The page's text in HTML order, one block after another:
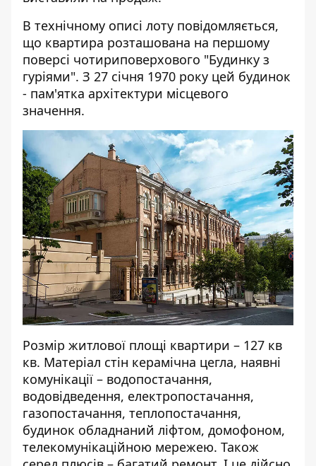
В технічному описі лоту повідомляється,
що квартира розташована на першому
поверсі чотириповерхового "Будинку з
гуріями". З 27 січня 1970 року цей будинок
- пам'ятка архітектури місцевого
значення.
Розмір житлової площі квартири – 127 кв
кв. Матеріал стін керамічна цегла, наявні
комунікації – водопостачання,
водовідведення, електропостачання,
газопостачання, теплопостачання,
будинок обладнаний ліфтом, домофоном,
телекомунікаційною мережею. Також